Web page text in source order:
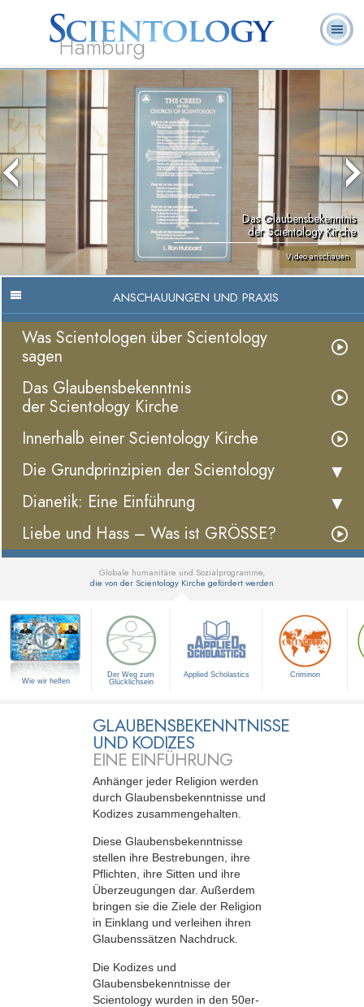
Hamburg
Scientology?
Geistliche
gestellte
Das Glaubensbekenntnis
der Scientology Kirche
Video anschauen
ANSCHAUUNGEN UND PRAXIS
Was Scientologen über Scientology
sagen
Das Glaubensbekenntnis
der Scientology Kirche
Innerhalb einer Scientology Kirche
Die Grundprinzipien der Scientology
Dianetik: Eine Einführung
Liebe und Hass – Was ist GRÖSSE?
Globale humanitäre und Sozialprogramme,
die von der Scientology Kirche gefördert werden
Wie wir helfen
Der Weg zum
Glücklichsein
Applied Scholastics Criminon
GLAUBENSBEKENNTNISSE
UND KODIZES
EINE EINFÜHRUNG
Anhänger jeder Religion werden
durch Glaubensbekenntnisse und
Kodizes zusammengehalten.
Diese Glaubensbekenntnisse
stellen ihre Bestrebungen, ihre
Pflichten, ihre Sitten und ihre
Überzeugungen dar. Außerdem
bringen sie die Ziele der Religion
in Einklang und verleihen ihren
Glaubenssätzen Nachdruck.
Die Kodizes und
Glaubensbekenntnisse der
Scientology wurden in den 50er-